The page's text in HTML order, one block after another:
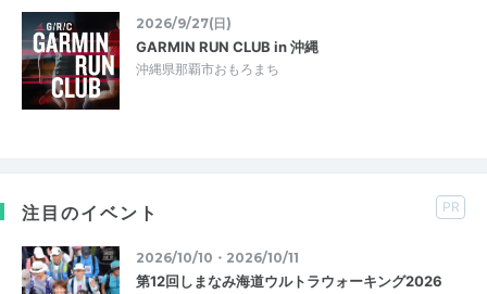
2026/9/27(日)
GARMIN RUN CLUB in 沖縄
沖縄県那覇市おもろまち
注目のイベント PR
2026/10/10・2026/10/11
第12回しまなみ海道ウルトラウォーキング2026